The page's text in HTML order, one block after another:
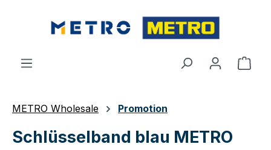
METRO Wholesale Promotion
Schlüsselband blau METRO